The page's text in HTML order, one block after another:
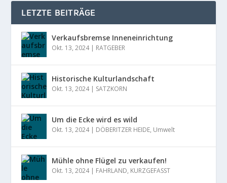
LETZTE BEITRÄGE
Verkaufsbremse Inneneinrichtung
Okt. 13, 2024| RATGEBER
Historische Kulturlandschaft
Okt. 13, 2024| SATZKORN
Um die Ecke wird es wild
Okt. 13, 2024| DÖBERITZER HEIDE, Umwelt
Mühle ohne Flügel zu verkaufen!
Okt. 13, 2024| FAHRLAND, KURZGEFASST